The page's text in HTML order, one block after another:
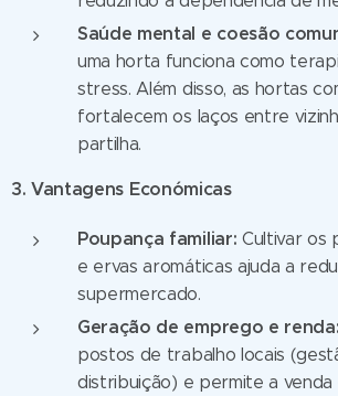
Saúde mental e coesão
uma horta funciona como
stress. Além disso, as hortas
fortalecem os laços entre
partilha.
3. Vantagens Económicas
Poupança familiar: Cultivar os
e ervas aromáticas ajuda a
supermercado.
Geração de emprego e renda:
postos de trabalho locais
distribuição) e permite a